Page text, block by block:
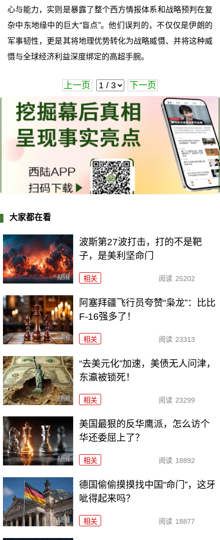
心与能力，实则是暴露了整个西方情报体系和战略预判在复
杂中东地缘中的巨大“盲点”。他们误判的，不仅仅是伊朗的
军事韧性，更是其将地理优势转化为战略威慑、并将这种威
慑与全球经济利益深度绑定的高超手腕。
上一页 下一页
大家都在看
波斯第27波打击，打的不是靶
子，是美利坚命门
相关 阅读 25202
阿塞拜疆飞行员夸赞“枭龙”：比比
F-16强多了！
相关 阅读 23313
“去美元化”加速，美债无人问津，
东瀛被锁死！
相关 阅读 23299
美国最狠的反华鹰派，怎么访个
华还委屈上了？
相关 阅读 18892
德国偷偷摸摸找中国“命门”，这牙
呲得起来吗？
相关 阅读 18877